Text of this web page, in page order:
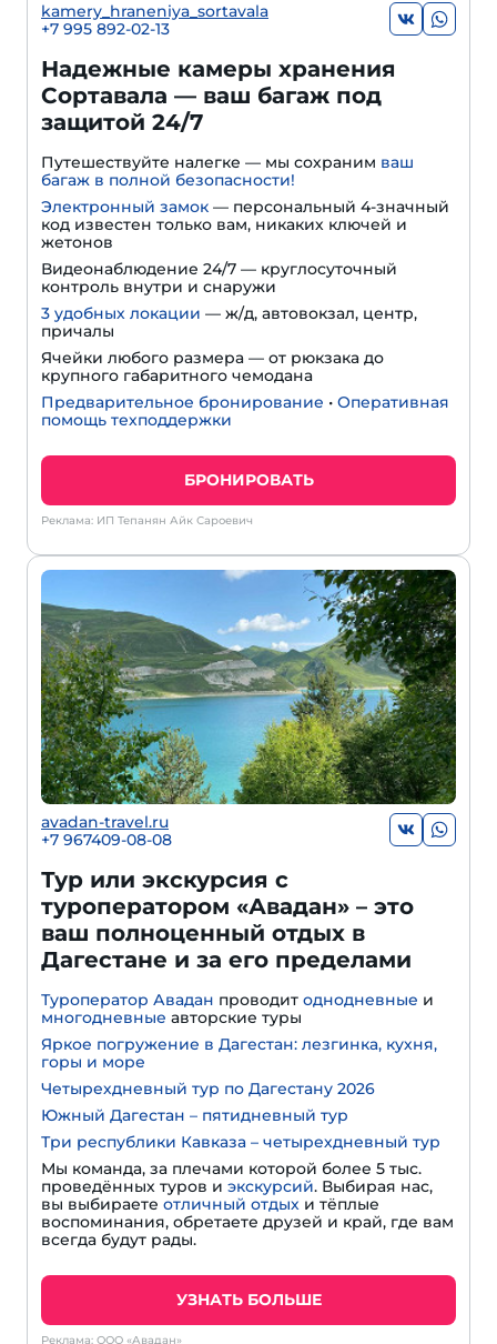
kamery_hraneniya_sortavala
+7 995 892-02-13
Надежные камеры хранения
Сортавала — ваш багаж под
защитой 24/7
Путешествуйте налегке — мы сохраним ваш
багаж в полной безопасности!
Электронный замок — персональный 4-значный
код известен только вам, никаких ключей и
жетонов
Видеонаблюдение 24/7 — круглосуточный
контроль внутри и снаружи
3 удобных локации — ж/д, автовокзал, центр,
причалы
Ячейки любого размера — от рюкзака до
крупного габаритного чемодана
Предварительное бронирование • Оперативная
помощь техподдержки
БРОНИРОВАТЬ
Реклама: ИП Тепанян Айк Сароевич
avadan-travel.ru
+7 967409-08-08
Тур или экскурсия с
туроператором «Авадан» – это
ваш полноценный отдых в
Дагестане и за его пределами
Туроператор Авадан проводит однодневные и
многодневные авторские туры
Яркое погружение в Дагестан: лезгинка, кухня,
горы и море
Четырехдневный тур по Дагестану 2026
Южный Дагестан – пятидневный тур
Три республики Кавказа – четырехдневный тур
Мы команда, за плечами которой более 5 тыс.
проведённых туров и экскурсий. Выбирая нас,
вы выбираете отличный отдых и тёплые
воспоминания, обретаете друзей и край, где вам
всегда будут рады.
УЗНАТЬ БОЛЬШЕ
Реклама: ООО «Авадан»